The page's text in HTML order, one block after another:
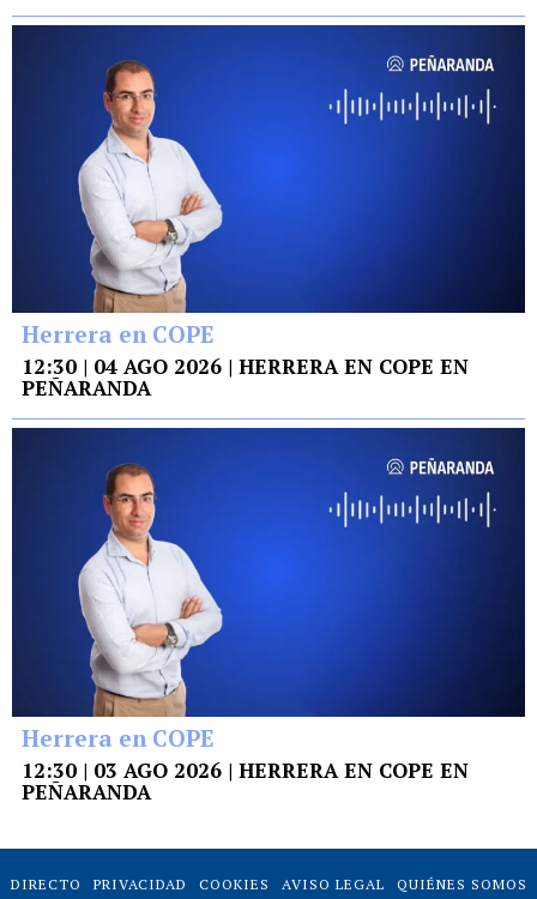
Herrera en COPE
12:30 | 04 AGO 2026 | HERRERA EN COPE EN
PEÑARANDA
Herrera en COPE
12:30 | 03 AGO 2026 | HERRERA EN COPE EN
PEÑARANDA
DIRECTO PRIVACIDAD COOKIES AVISO LEGAL
QUIÉNES SOMOS